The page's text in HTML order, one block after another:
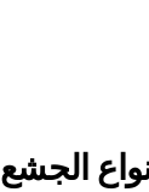
الجشع